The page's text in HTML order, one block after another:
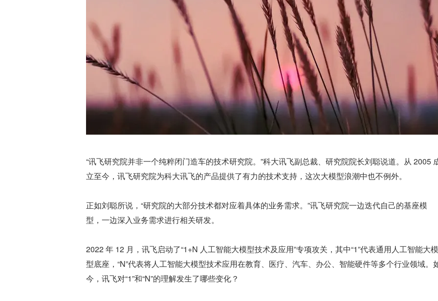
“讯飞研究院并非一个纯粹闭门造车的技术研究院。”科大讯飞副总裁、研究院院长刘聪说道。从 2005
立至今，讯飞研究院为科大讯飞的产品提供了有力的技术支持，这次大模型浪潮中也不例外。
正如刘聪所说，“研究院的大部分技术都对应着具体的业务需求。”讯飞研究院一边迭代自己的基座模
型，一边深入业务需求进行相关研发。
2022 年 12 月，讯飞启动了“1+N 人工智能大模型技术及应用”专项攻关，其中“1”代表通用人工智能大模
型底座，“N”代表将人工智能大模型技术应用在教育、医疗、汽车、办公、智能硬件等多个行业领域。
今，讯飞对“1”和“N”的理解发生了哪些变化？